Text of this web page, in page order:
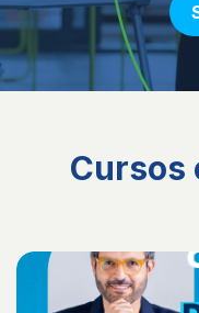
Cursos